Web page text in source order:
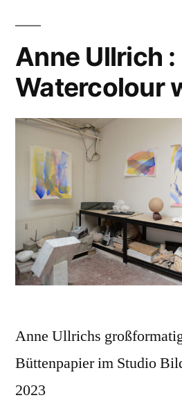
Anne Ullrich :
Watercolour
Anne Ullrichs
Büttenpapier im Studio
2023